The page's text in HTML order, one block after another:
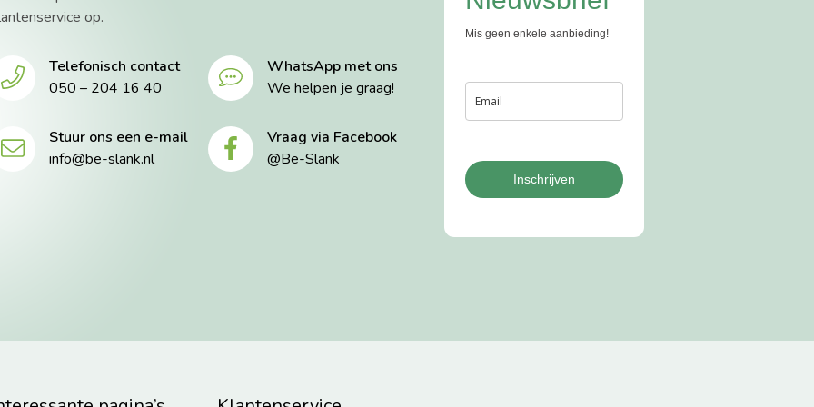
op.
Telefonisch contact
050 – 204 16 40
WhatsApp met ons
We helpen je graag!
Stuur ons een e-mail
info@be-slank.nl
Vraag via Facebook
@Be-Slank
Mis geen enkele aanbieding!
Inschrijven